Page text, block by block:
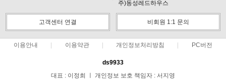
주)동성레드하우스
고객센터 연결 비회원 1:1 문의
이용안내 이용약관 개인정보처리방침 PC버전
ds9933
대표 : 이정희 ㅣ 개인정보 보호 책임자 : 서지영